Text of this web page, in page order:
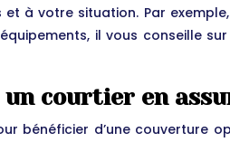
à votre situation. Par
il vous conseille
courtier en
bénéficier d’une couverture